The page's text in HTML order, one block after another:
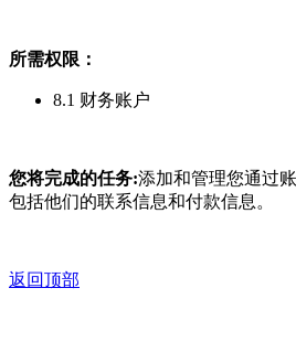
所需权限：
8.1 财务账户
您将完成的任务:添加和管理您通过
包括他们的联系信息和付款信息。
返回顶部